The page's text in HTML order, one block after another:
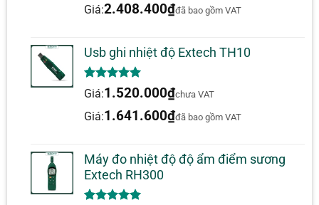
4.3×1.6×0,75
Giá:2.408.400₫đã bao gồm VAT
Usb ghi nhiệt độ Extech TH10
5.00trên 5
dựa trên
1
đánh giá
Giá:1.520.000₫chưa VAT
Giá:1.641.600₫đã bao gồm VAT
Máy đo nhiệt độ độ ẩm điểm sương
Extech RH300